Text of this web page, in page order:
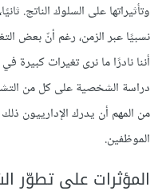
وتأثيراتها على السلوك الناتج.
نسبيًا عبر الزمن، رغم أنّ بعض
أننا نادرًا ما نرى تغيرات كبيرة
دراسة الشخصية على كل من
من المهم أن يدرك الإدارييون
الموظفين.
المؤثرات على تطوّر